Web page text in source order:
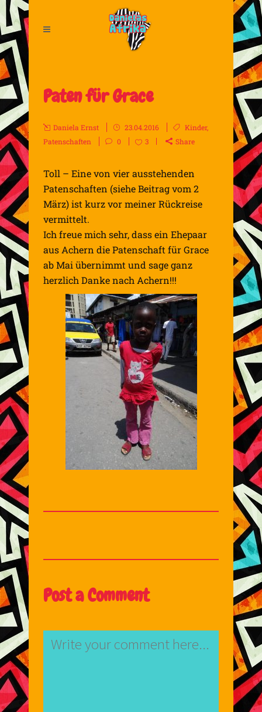
Paten für Grace
Daniela Ernst 23.04.2016 Kinder,
Patenschaften
0 3 Share
Toll – Eine von vier ausstehenden
Patenschaften (siehe Beitrag vom 2
März) ist kurz vor meiner Rückreise
vermittelt.
Ich freue mich sehr, dass ein Ehepaar
aus Achern die Patenschaft für Grace
ab Mai übernimmt und sage ganz
herzlich Danke nach Achern!!!
Post a Comment